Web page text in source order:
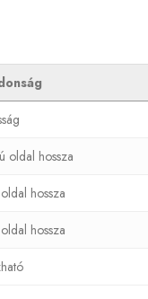
oldal hossza
hossza
hossza